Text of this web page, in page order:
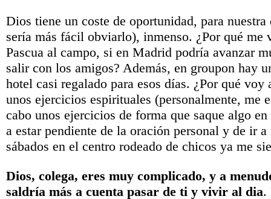
Dios tiene un coste de oportunidad, para nuestra
sería más fácil obviarlo), inmenso. ¿Por qué me
Pascua al campo, si en Madrid podría avanzar
salir con los amigos? Además, en groupon hay
hotel casi regalado para esos días. ¿Por qué voy
unos ejercicios espirituales (personalmente, me
cabo unos ejercicios de forma que saque algo
a estar pendiente de la oración personal y de ir
sábados en el centro rodeado de chicos ya me
Dios, colega, eres muy complicado, y a
saldría más a cuenta pasar de ti y vivir al dia.